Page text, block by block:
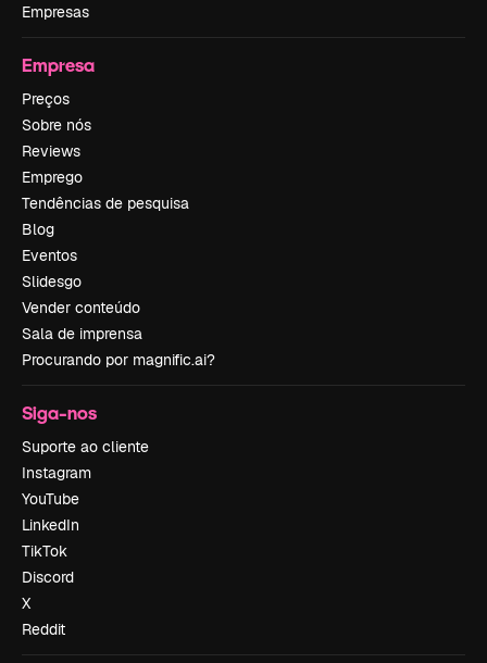
Empresas
Empresa
Preços
Sobre nós
Reviews
Emprego
Tendências de pesquisa
Blog
Eventos
Slidesgo
Vender conteúdo
Sala de imprensa
Procurando por magnific.ai?
Siga-nos
Suporte ao cliente
Instagram
YouTube
LinkedIn
TikTok
Discord
X
Reddit